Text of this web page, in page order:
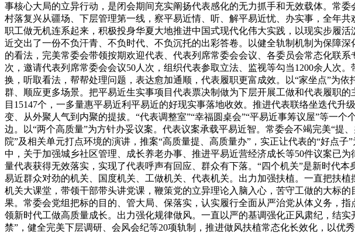
事核心大局的立异行动，是闭会期间充实阐扬代表感化的无力抓手和无效载体。常
村落复兴从疆场、下层管理第一线，察平易近情、听、解平易近忧、办实事，全年
职工做无机连系起来，积极投身华夏大地推进中国式现代化伟大实践，以现实步履
近交出了一份不负汗青、不负时代、不负沉托的出彩答卷。以健全轨制机制为保障
的看法，完美常委会带领按期欢迎代表、代表列席常委会会议、各委员会常态化联
次，邀请代表列席常委会会议50人次，组织代表参取立法、监视等勾当1200余人次
换，听取看法，帮帮处理问题，表达愈加通顺，代表履职更富成效。以“家坐点”为
群、顺应更多场景。把平易近生实事项目代表票决制做为下层开展工做和代表履职
目15147个，一多量惠平易近利平易近的好现实事落地收效。推进代表联络坐迭代
变、从外聚人气到内聚的提拔。“代表调整室”“幸福圆桌会”“平易近事筹议屋”等一
边。以“两个高质量”为方针办妥议案。代表议案承载平易近智。常委会不竭完美“
院”及相关单元打点环境的演讲，推案“高质量提、高质量办”，实正让代表的“好点
中，关于加强城乡社区管理、成长养老办事、推进平易近营经济成长等50件议案已
量代表获得无效落实，实现了代表呼声有回应、群众有下落。“四个机关”是新时代
易近群众对劲的机关、国度机关、工做机关、代表机关。出力加强扶植。一直把扶
机关大课堂，带领干部带头讲党课，鞭策党的立异理论入脑入心，苦守工做的大标
果。常委会党组把标的目的、管大局、保落实，认实履行全面从严治党从体义务，
领新时代工做高质量成长。出力强化规律做风。一直以严的基调强化正风肃纪，结
禁”，健全完美下层调研、会风会纪等20项轨制，推进做风扶植常态化长效化，以